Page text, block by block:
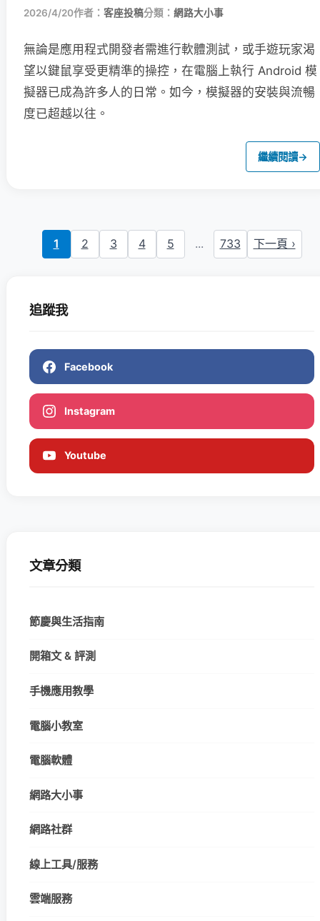
2026/4/20作者： 客座投稿分類： 網路大小事
無論是應用程式開發者需進行軟體測試，或手遊玩家渴
望以鍵鼠享受更精準的操控，在電腦上執行 Android 模
擬器已成為許多人的日常。如今，模擬器的安裝與流暢
度已超越以往。
繼續閱讀→
1 2 3 4 5 ... 733 下一頁 ›
追蹤我
Facebook
Instagram
Youtube
文章分類
節慶與生活指南
開箱文 & 評測
手機應用教學
電腦小教室
電腦軟體
網路大小事
網路社群
線上工具/服務
雲端服務